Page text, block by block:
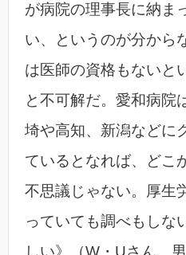
が病院の理事長に納ま
い、というのが分から
は医師の資格もないと
と不可解だ。愛和病院
埼や高知、新潟などに
ているとなれば、どこ
不思議じゃない。厚生
っていても調べもしな
しい》（W・Uさん 男